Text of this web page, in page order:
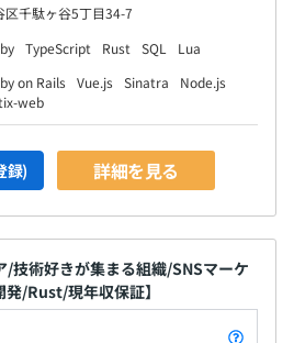
区千駄ヶ谷5丁目34-7
TypeScript Rust SQL
Lua
on Rails Vue.js Sinatra
Node.js
web
録) 詳細を見る
/技術好きが集まる組織/SNSマーケ
/Rust/現年収保証】